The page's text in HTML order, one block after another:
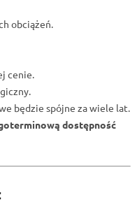
obciążeń.
cenie.
będzie spójne za wiele lat.
dostępność